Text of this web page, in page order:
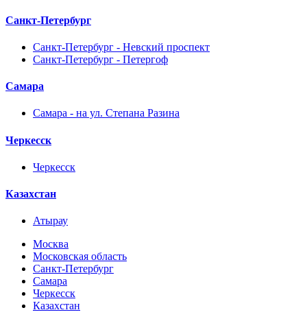
Санкт-Петербург
Санкт-Петербург - Невский проспект
Санкт-Петербург - Петергоф
Самара
Самара - на ул. Степана Разина
Черкесск
Черкесск
Казахстан
Атырау
Москва
Московская область
Санкт-Петербург
Самара
Черкесск
Казахстан